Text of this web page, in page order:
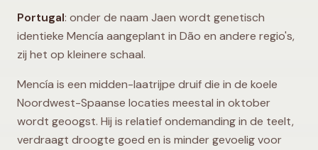
Portugal: onder de naam Jaen wordt genetisch
identieke Mencía aangeplant in Dão en andere regio's,
zij het op kleinere schaal.
Mencía is een midden-laatrijpe druif die in de koele
Noordwest-Spaanse locaties meestal in oktober
wordt geoogst. Hij is relatief ondemanding in de teelt,
verdraagt droogte goed en is minder gevoelig voor